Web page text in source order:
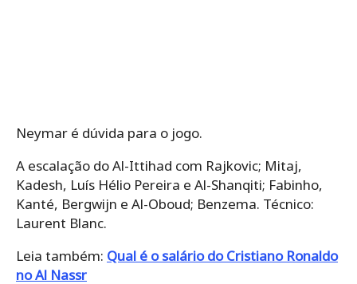
Neymar é dúvida para o jogo.
A escalação do Al-Ittihad com Rajkovic; Mitaj,
Kadesh, Luís Hélio Pereira e Al-Shanqiti; Fabinho,
Kanté, Bergwijn e Al-Oboud; Benzema. Técnico:
Laurent Blanc.
Leia também: Qual é o salário do Cristiano Ronaldo
no Al Nassr